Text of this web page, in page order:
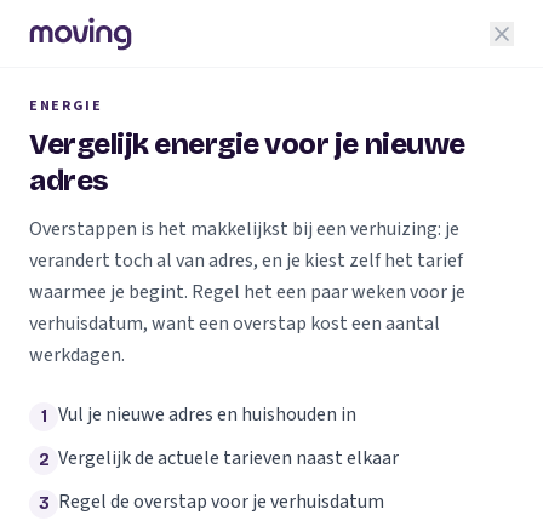
ENERGIE
Vergelijk energie voor je nieuwe
adres
Overstappen is het makkelijkst bij een verhuizing: je
verandert toch al van adres, en je kiest zelf het tarief
waarmee je begint. Regel het een paar weken voor je
verhuisdatum, want een overstap kost een aantal
werkdagen.
1 Vul je nieuwe adres en huishouden in
2 Vergelijk de actuele tarieven naast elkaar
3 Regel de overstap voor je verhuisdatum